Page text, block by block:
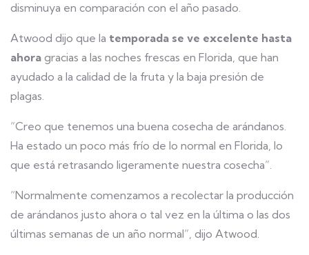
disminuya en comparación con el año pasado.
Atwood dijo que la temporada se ve excelente hasta
ahora gracias a las noches frescas en Florida, que han
ayudado a la calidad de la fruta y la baja presión de
plagas.
“Creo que tenemos una buena cosecha de arándanos.
Ha estado un poco más frío de lo normal en Florida, lo
que está retrasando ligeramente nuestra cosecha”.
“Normalmente comenzamos a recolectar la producción
de arándanos justo ahora o tal vez en la última o las dos
últimas semanas de un año normal”, dijo Atwood.